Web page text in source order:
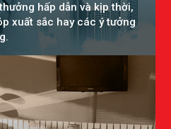
hấp dẫn và kịp thời,
xuất sắc hay các ý tưởng